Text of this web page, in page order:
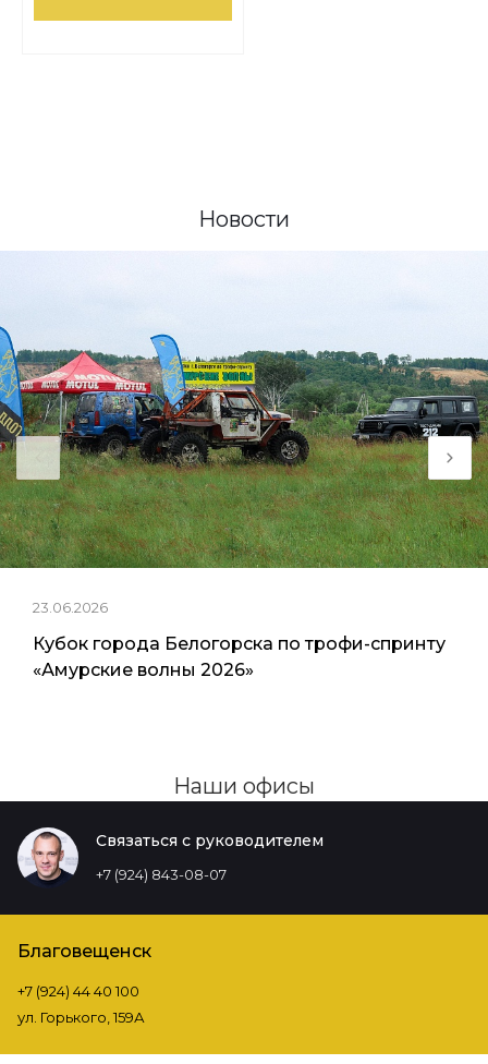
Новости
23.06.2026
Кубок города Белогорска по трофи-спринту
«Амурские волны 2026»
Наши офисы
Связаться с руководителем
+7 (924) 843-08-07
Благовещенск
+7 (924) 44 40 100
ул. Горького, 159А